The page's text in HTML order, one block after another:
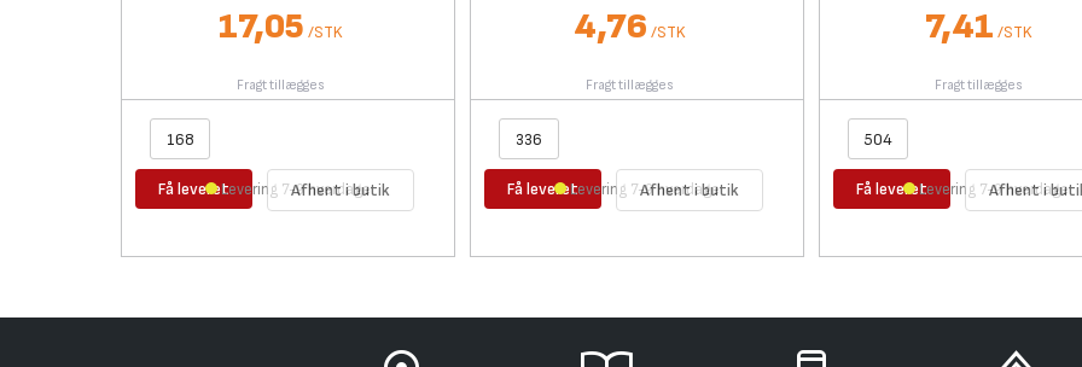
17,05 /STK
Fragt tillægges
Få leveret Afhent i butik
Levering 7-9 hverdage
4,76 /STK
Fragt tillægges
Få leveret Afhent i butik
Levering 7-9 hverdage
7,41 /STK
Fragt tillægges
Få leveret Afhent i
Levering 7-9 hverdage